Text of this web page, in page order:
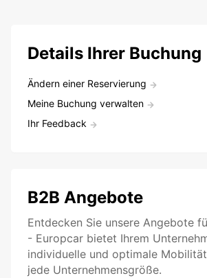
Details Ihrer Buchung
Ändern einer Reservierung
Meine Buchung verwalten
Ihr Feedback
B2B Angebote
Entdecken Sie unsere Angebote
- Europcar bietet Ihrem
individuelle und optimale
jede Unternehmensgröße.